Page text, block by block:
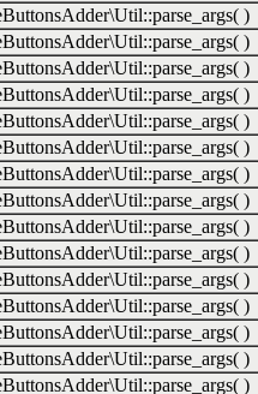
)
)
)
)
)
)
)
)
)
)
)
)
)
)
)